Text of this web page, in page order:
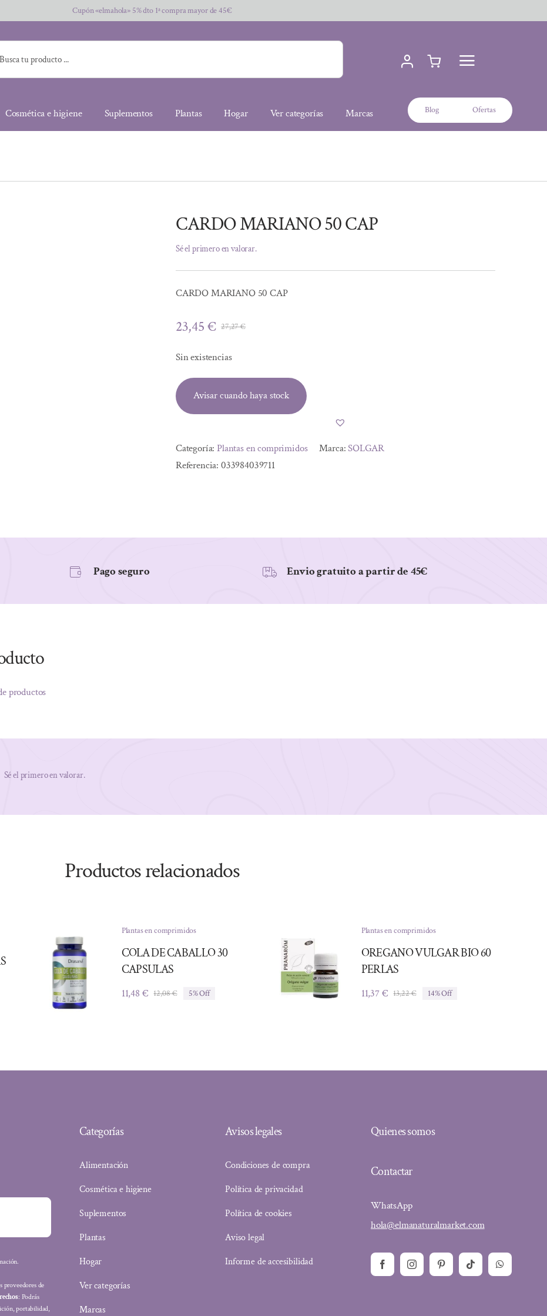
Cupón «elmahola» 5% dto 1ª compra mayor de 45€
Cosmética e higiene Suplementos Plantas Hogar Ver categorías Marcas Blog Ofertas
CARDO MARIANO 50 CAP
Sé el primero en valorar.
CARDO MARIANO 50 CAP
27,27€El
era:
27,27 €.
23,45€
El
es:
23,45 €.
Sin existencias
Avisar cuando haya stock
Categoría:Plantas en comprimidos Marca:SOLGAR
Referencia: 033984039711
Pago seguro Envio gratuito a partir de 45€
productos
Sé el primero en valorar.
Productos relacionados
Plantas en comprimidos
COLA DE CABALLO 30
CAPSULAS
12,08€El
11,48 €
El
5% Off
Plantas en comprimidos
OREGANO VULGAR BIO 60
PERLAS
13,22€El
11,37€
El
14% Off
proveedores de
: Podrás
portabilidad,
Categorías
Alimentación
Cosmética e higiene
Suplementos
Plantas
Hogar
Ver categorías
Marcas
Avisos legales
Condiciones de compra
Política de privacidad
Política de cookies
Aviso legal
Informe de accesibilidad
Quienes somos
Contactar
WhatsApp
hola@elmanaturalmarket.com